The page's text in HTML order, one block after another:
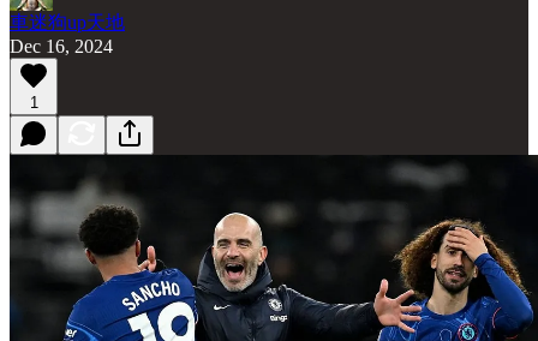
車迷狗up天地
Dec 16, 2024
1